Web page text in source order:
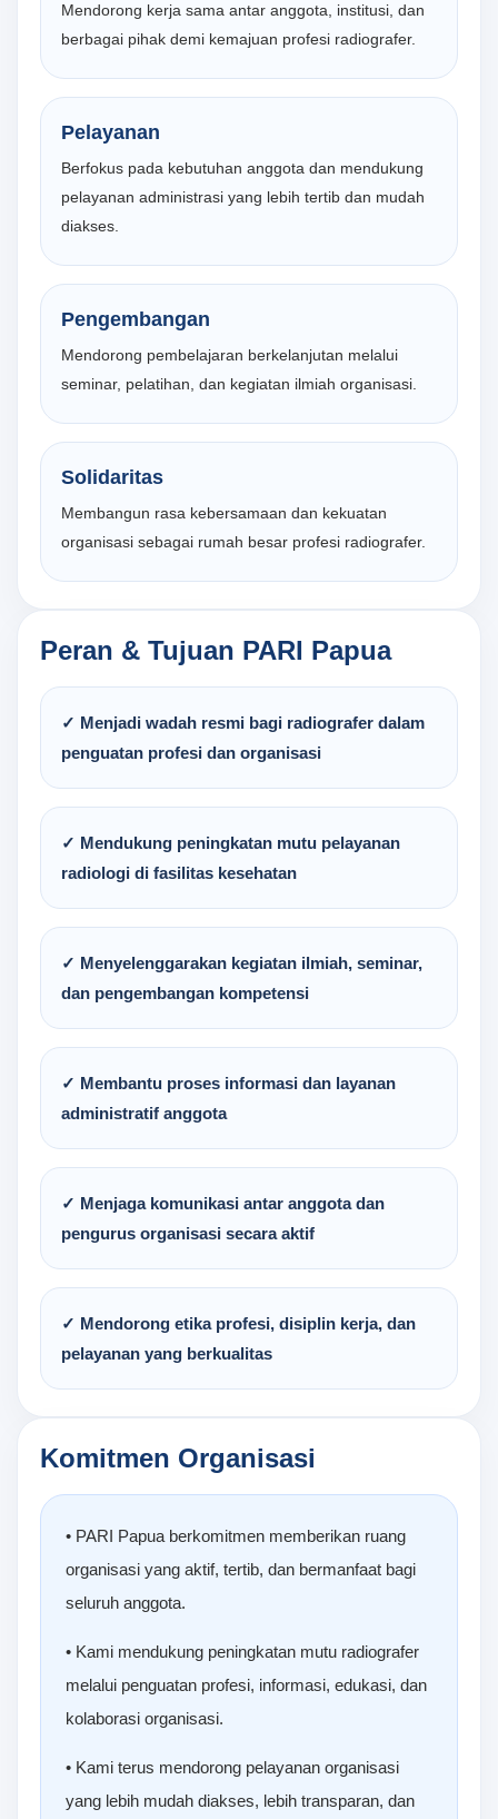
Mendorong kerja sama antar anggota, institusi, dan
berbagai pihak demi kemajuan profesi radiografer.
Pelayanan
Berfokus pada kebutuhan anggota dan mendukung
pelayanan administrasi yang lebih tertib dan mudah
diakses.
Pengembangan
Mendorong pembelajaran berkelanjutan melalui
seminar, pelatihan, dan kegiatan ilmiah organisasi.
Solidaritas
Membangun rasa kebersamaan dan kekuatan
organisasi sebagai rumah besar profesi radiografer.
Peran & Tujuan PARI Papua
✓ Menjadi wadah resmi bagi radiografer dalam
penguatan profesi dan organisasi
✓ Mendukung peningkatan mutu pelayanan
radiologi di fasilitas kesehatan
✓ Menyelenggarakan kegiatan ilmiah, seminar,
dan pengembangan kompetensi
✓ Membantu proses informasi dan layanan
administratif anggota
✓ Menjaga komunikasi antar anggota dan
pengurus organisasi secara aktif
✓ Mendorong etika profesi, disiplin kerja, dan
pelayanan yang berkualitas
Komitmen Organisasi
• PARI Papua berkomitmen memberikan ruang
organisasi yang aktif, tertib, dan bermanfaat bagi
seluruh anggota.
• Kami mendukung peningkatan mutu radiografer
melalui penguatan profesi, informasi, edukasi, dan
kolaborasi organisasi.
• Kami terus mendorong pelayanan organisasi
yang lebih mudah diakses, lebih transparan, dan